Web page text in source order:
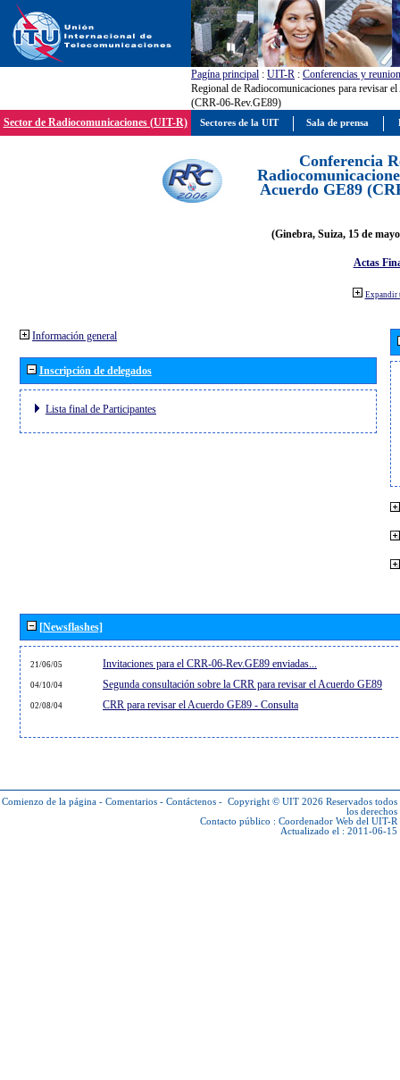
Pagína principal : UIT-R : Conferencias y
Regional de Radiocomunicaciones para revisar
(CRR-06-Rev.GE89)
Sector de Radiocomunicaciones (UIT-R)
Conferencia
Acuerdo GE89
(Ginebra, Suiza, 15 de
Actas
Expandir
Información general
Inscripción de delegados
Lista final de Participantes
[Newsflashes]
21/06/05 Invitaciones para el CRR-06-Rev.GE89 enviadas...
04/10/04 Segunda consultación sobre la CRR para revisar el Acuerdo GE89
02/08/04 CRR para revisar el Acuerdo GE89 - Consulta
Comienzo de la página - Comentarios - Contáctenos - Copyright © UIT 2026 Reservados todos
los derechos
Contacto público : Coordenador Web del UIT-R
Actualizado el : 2011-06-15
Sectores de la UIT Sala de prensa